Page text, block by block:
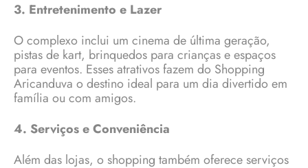
3. Entretenimento e Lazer
O complexo inclui um cinema de última geração,
pistas de kart, brinquedos para crianças e espaços
para eventos. Esses atrativos fazem do Shopping
Aricanduva o destino ideal para um dia divertido em
família ou com amigos.
4. Serviços e Conveniência
Além das lojas, o shopping também oferece serviços